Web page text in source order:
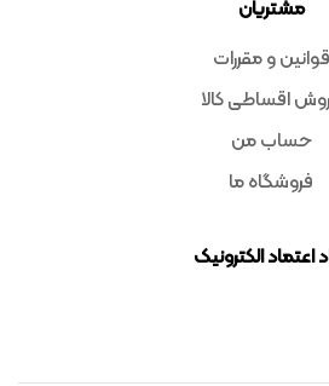
مشتریان
قوانین و مقررات
اقساطی کالا
حساب من
فروشگاه ما
اعتماد الکترونیک